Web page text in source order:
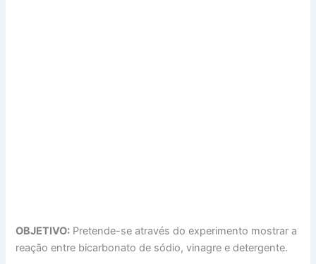
OBJETIVO: Pretende-se através do experimento mostrar a
reação entre bicarbonato de sódio, vinagre e detergente.